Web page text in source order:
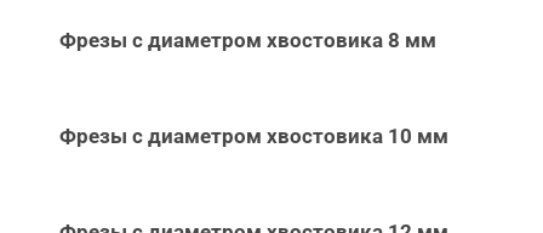
Фрезы с диаметром хвостовика 8 мм
Фрезы с диаметром хвостовика 10 мм